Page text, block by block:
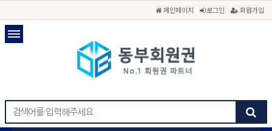
메인페이지 로그인 회원가입